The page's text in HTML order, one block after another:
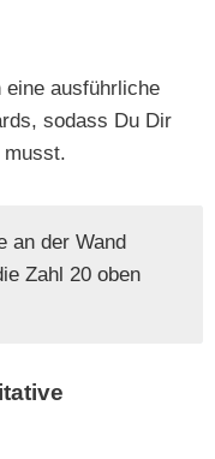
eine ausführliche
sodass Du Dir
musst.
an der Wand
Zahl 20 oben